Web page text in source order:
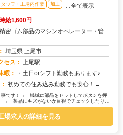
タッフ・工場内作業 加工 …全て表示
時給1,600円
精密ゴム部品のマシンオペレーター・管
埼玉県 上尾市
セス： 上尾駅
暇：
・土日orシフト勤務もあります♪・長期休暇（GW・夏季・年末年始休暇あり）※会社カレンダーあり※祝日も平日と同様の...
初めての住み込み勤務でも安心！→家具付き寮が初期費用0円で利用可能！ お財布にも優しい環境です。→専属スタッフが...
事です！→ 機械に部品をセットしてボタンを押
→ 製品にキズがないか目視でチェックしたり、
場求人の詳細を見る